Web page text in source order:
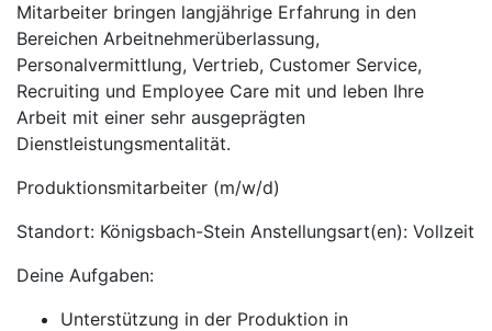
Mitarbeiter bringen langjährige Erfahrung in den
Bereichen Arbeitnehmerüberlassung,
Personalvermittlung, Vertrieb, Customer Service,
Recruiting und Employee Care mit und leben Ihre
Arbeit mit einer sehr ausgeprägten
Dienstleistungsmentalität.
Produktionsmitarbeiter (m/w/d)
Standort: Königsbach-Stein Anstellungsart(en): Vollzeit
Deine Aufgaben:
Unterstützung in der Produktion in